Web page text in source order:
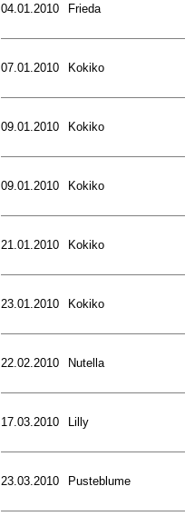
04.01.2010 Frieda
07.01.2010 Kokiko
09.01.2010 Kokiko
09.01.2010 Kokiko
21.01.2010 Kokiko
23.01.2010 Kokiko
22.02.2010 Nutella
17.03.2010 Lilly
23.03.2010 Pusteblume